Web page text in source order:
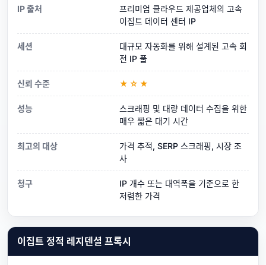
IP 출처
프리미엄 클라우드 제공업체의 고속
이집트 데이터 센터 IP
세션
대규모 자동화를 위해 설계된 고속 회
전 IP 풀
신뢰 수준 ★☆★
성능
스크래핑 및 대량 데이터 수집을 위한
매우 짧은 대기 시간
최고의 대상
가격 추적, SERP 스크래핑, 시장 조
사
청구
IP 개수 또는 대역폭을 기준으로 한
저렴한 가격
이집트 정적 레지덴셜 프록시